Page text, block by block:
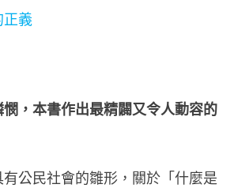
正義
，本書作出最精闢又令人動容的
民社會的雛形，關於「什麼是